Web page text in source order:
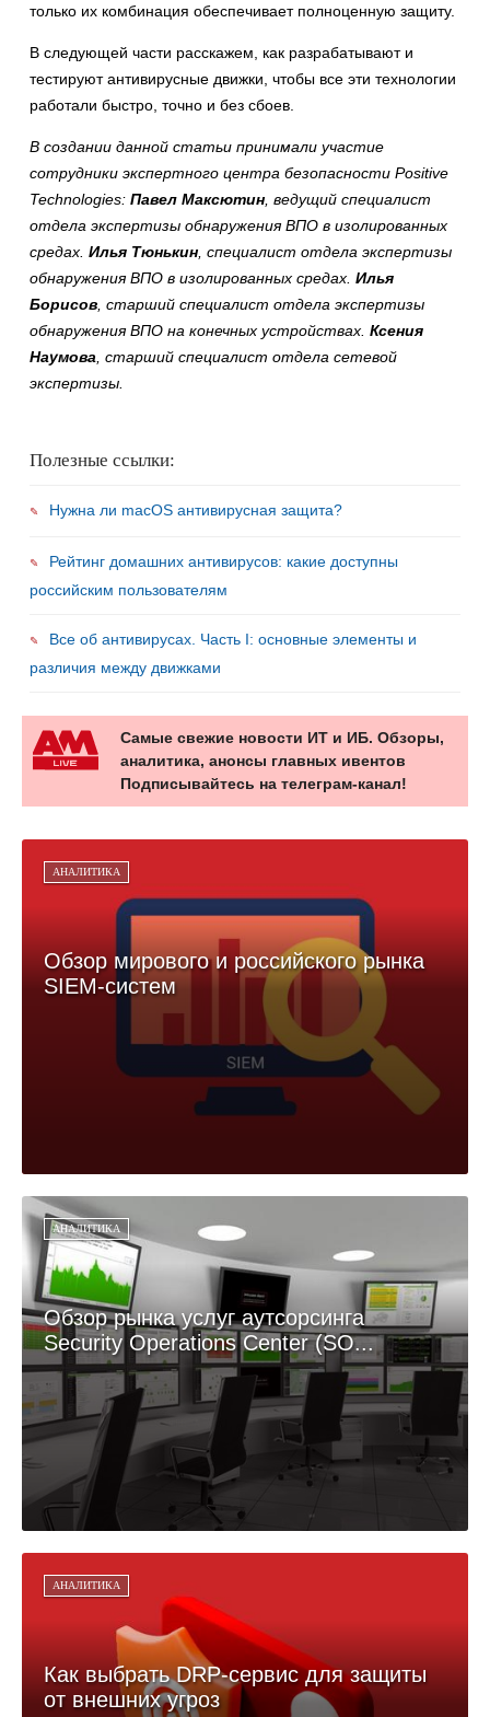
только их комбинация обеспечивает полноценную защиту.
В следующей части расскажем, как разрабатывают и
тестируют антивирусные движки, чтобы все эти технологии
работали быстро, точно и без сбоев.
В создании данной статьи принимали участие
сотрудники экспертного центра безопасности Positive
Technologies: Павел Максютин , ведущий специалист
отдела экспертизы обнаружения ВПО в изолированных
средах. Илья Тюнькин , специалист отдела экспертизы
обнаружения ВПО в изолированных средах. Илья
Борисов , старший специалист отдела экспертизы
обнаружения ВПО на конечных устройствах. Ксения
Наумова , старший специалист отдела сетевой
экспертизы.
Полезные ссылки:
Нужна ли macOS антивирусная защита?
Рейтинг домашних антивирусов: какие доступны
российским пользователям
Все об антивирусах. Часть I: основные элементы и
различия между движками
Самые свежие новости ИТ и ИБ. Обзоры,
аналитика, анонсы главных ивентов
Подписывайтесь на телеграм-канал!
АНАЛИТИКА
Обзор мирового и российского рынка
SIEM-систем
АНАЛИТИКА
Обзор рынка услуг аутсорсинга
Security Operations Center (SO...
АНАЛИТИКА
Как выбрать DRP-сервис для защиты
от внешних угроз